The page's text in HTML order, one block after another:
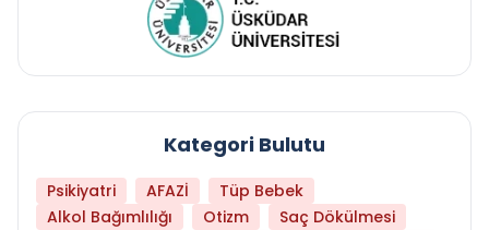
Kategori Bulutu
Psikiyatri AFAZİ
Tüp Bebek
Alkol Bağımlılığı
Otizm
Saç Dökülmesi